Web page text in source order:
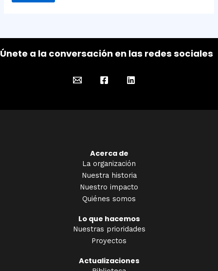
Únete a la conversación en las redes sociales
Acerca de
La organización
Nuestra historia
Nuestro impacto
Quiénes somos
Lo que hacemos
Nuestras prioridades
Proyectos
Actualizaciones